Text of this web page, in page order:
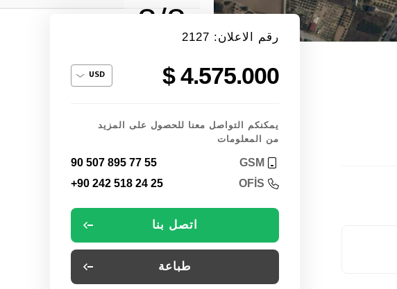
8/8 رقم الاعلان: 2127
4.575.000 $
يمكنكم التواصل معنا للحصول على المزيد
من المعلومات
GSM
90 507 895 77 55
OFİS
+90 242 518 24 25
اتصل بنا
طباعة